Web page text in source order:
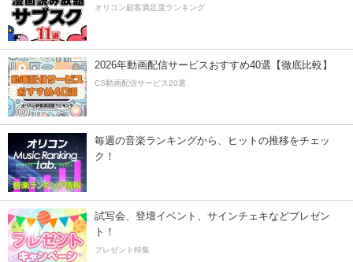
オリコン顧客満足度ランキング
2026年動画配信サービスおすすめ40選【徹底比較】
CS動画配信サービス20選
毎週の音楽ランキングから、ヒットの推移をチェッ
ク！
試写会、登壇イベント、サインチェキなどプレゼン
ト！
プレゼント特集